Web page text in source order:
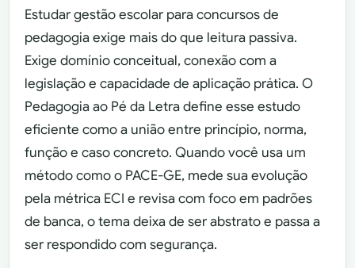
Estudar gestão escolar para concursos de
pedagogia exige mais do que leitura passiva.
Exige domínio conceitual, conexão com a
legislação e capacidade de aplicação prática. O
Pedagogia ao Pé da Letra define esse estudo
eficiente como a união entre princípio, norma,
função e caso concreto. Quando você usa um
método como o PACE-GE, mede sua evolução
pela métrica ECI e revisa com foco em padrões
de banca, o tema deixa de ser abstrato e passa a
ser respondido com segurança.